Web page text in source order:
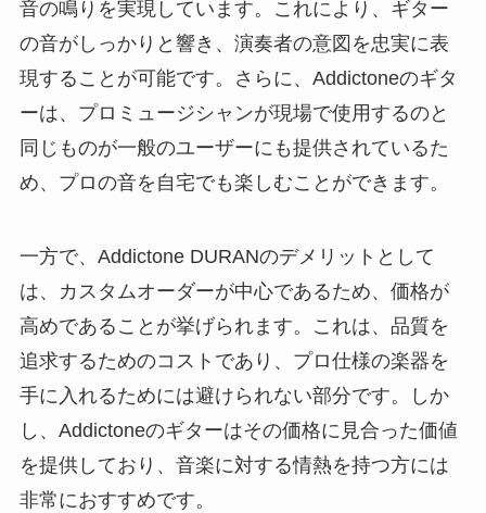
音の鳴りを実現しています。これにより、ギター
の音がしっかりと響き、演奏者の意図を忠実に表
現することが可能です。さらに、Addictoneのギタ
ーは、プロミュージシャンが現場で使用するのと
同じものが一般のユーザーにも提供されているた
め、プロの音を自宅でも楽しむことができます。
一方で、Addictone DURANのデメリットとして
は、カスタムオーダーが中心であるため、価格が
高めであることが挙げられます。これは、品質を
追求するためのコストであり、プロ仕様の楽器を
手に入れるためには避けられない部分です。しか
し、Addictoneのギターはその価格に見合った価値
を提供しており、音楽に対する情熱を持つ方には
非常におすすめです。